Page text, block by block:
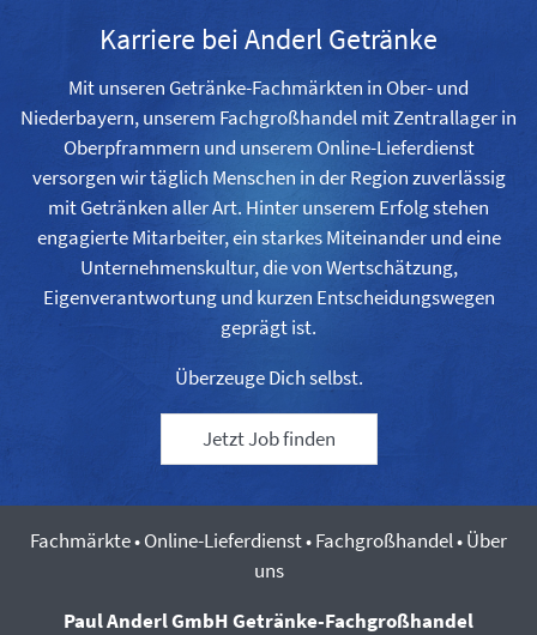
Karriere bei Anderl Getränke
Mit unseren Getränke-Fachmärkten in Ober- und
Niederbayern, unserem Fachgroßhandel mit Zentrallager in
Oberpframmern und unserem Online-Lieferdienst
versorgen wir täglich Menschen in der Region zuverlässig
mit Getränken aller Art. Hinter unserem Erfolg stehen
engagierte Mitarbeiter, ein starkes Miteinander und eine
Unternehmenskultur, die von Wertschätzung,
Eigenverantwortung und kurzen Entscheidungswegen
geprägt ist.
Überzeuge Dich selbst.
Jetzt Job finden
Fachmärkte•Online-Lieferdienst•Fachgroßhandel•Über
uns
Paul Anderl GmbHGetränke-Fachgroßhandel